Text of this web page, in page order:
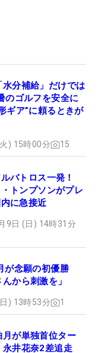
水分補給」だけでは
のゴルフを安全に
ギア”に頼るときが
) 15時00分 15
ルバトロス一発！
トンプソンがプレ
に急接近
9日 (日) 14時31分
が念願の初優勝
から刺激を」
) 13時53分 1
月が単独首位ター
井花奈2差追走